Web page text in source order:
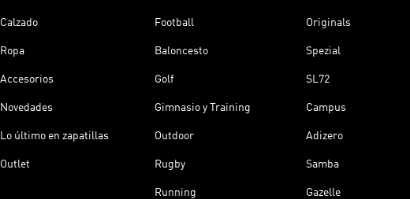
Calzado
Ropa
Accesorios
Novedades
Lo último en zapatillas
Outlet
Football
Baloncesto
Golf
Gimnasio y Training
Outdoor
Rugby
Running
Originals
Spezial
SL72
Campus
Adizero
Samba
Gazelle